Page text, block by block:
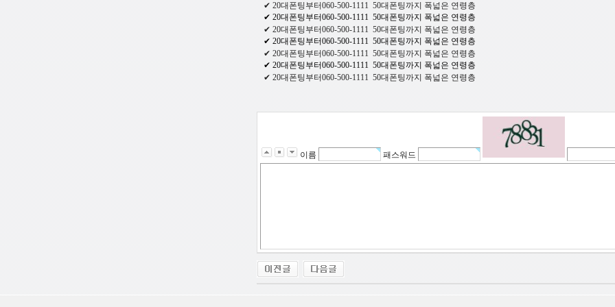
✔ 20대폰팅부터060-500-1111 50대폰팅까지 폭넓은 연령층
✔ 20대폰팅부터060-500-1111 50대폰팅까지 폭넓은 연령층
✔ 20대폰팅부터060-500-1111 50대폰팅까지 폭넓은 연령층
✔ 20대폰팅부터060-500-1111 50대폰팅까지 폭넓은 연령층
✔ 20대폰팅부터060-500-1111 50대폰팅까지 폭넓은 연령층
✔ 20대폰팅부터060-500-1111 50대폰팅까지 폭넓은 연령층
✔ 20대폰팅부터060-500-1111 50대폰팅까지 폭넓은 연령층
이름 패스워드